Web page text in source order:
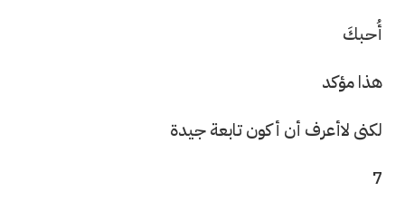
أُحبكَ
هذا مؤكد
لكنى لاأعرف أن أكون تابعة جيدة
7